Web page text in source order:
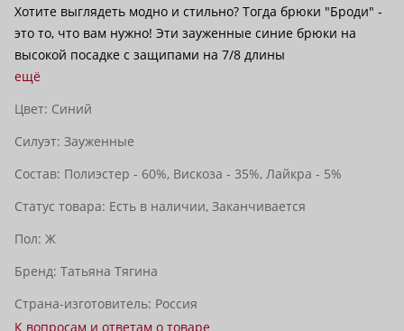
Хотите выглядеть модно и стильно? Тогда брюки "Броди" -
это то, что вам нужно! Эти зауженные синие брюки на
высокой посадке с защипами на 7/8 длины
ещё
Цвет: Синий
Силуэт: Зауженные
Состав: Полиэстер - 60%, Вискоза - 35%, Лайкра - 5%
Статус товара: Есть в наличии, Заканчивается
Пол: Ж
Бренд: Татьяна Тягина
Страна-изготовитель: Россия
К вопросам и ответам о товаре